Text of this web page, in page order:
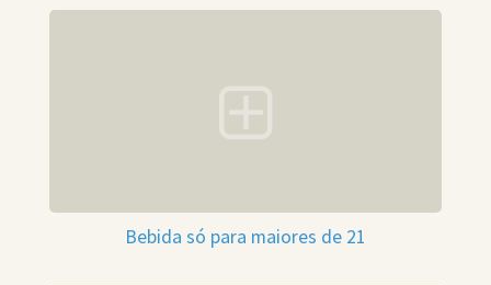
Bebida só para maiores de 21